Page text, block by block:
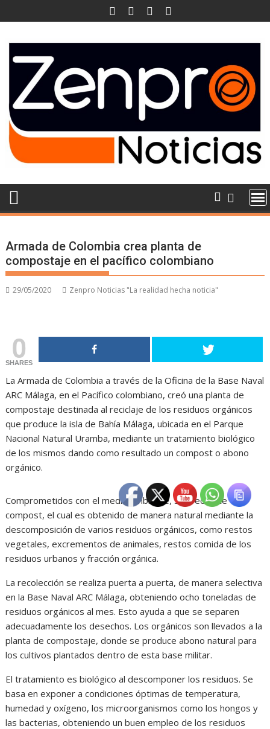
to
Armada de Colombia crea planta de
compostaje en el pacífico colombiano
29/05/2020 Zenpro Noticias "La realidad hecha noticia"
0
SHARES
La Armada de Colombia a través de la Oficina de la Base Naval
ARC Málaga, en el Pacífico colombiano, creó una planta de
compostaje destinada al reciclaje de los residuos orgánicos
que produce la isla de Bahía Málaga, ubicada en el Parque
Nacional Natural Uramba, mediante un tratamiento biológico
de los mismos dando como resultado un compost o abono
orgánico.
Comprometidos con el medio ambiente, se creó este
compost, el cual es obtenido de manera natural mediante la
descomposición de varios residuos orgánicos, como restos
vegetales, excrementos de animales, restos comida de los
residuos urbanos y fracción orgánica.
La recolección se realiza puerta a puerta, de manera selectiva
en la Base Naval ARC Málaga, obteniendo ocho toneladas de
residuos orgánicos al mes. Esto ayuda a que se separen
adecuadamente los desechos. Los orgánicos son llevados a la
planta de compostaje, donde se produce abono natural para
los cultivos plantados dentro de esta base militar.
El tratamiento es biológico al descomponer los residuos. Se
basa en exponer a condiciones óptimas de temperatura,
humedad y oxígeno, los microorganismos como los hongos y
las bacterias, obteniendo un buen empleo de los residuos